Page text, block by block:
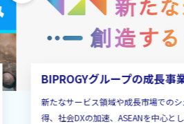
BIPROGYグループの成長事業
新たなサービス領域や成長市場でのシェア獲
得、社会DXの加速、ASEANを中心としたグロ